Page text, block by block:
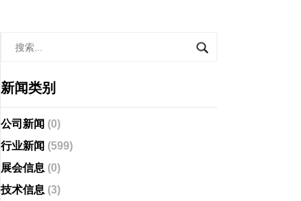
新闻类别
公司新闻 (0)
行业新闻 (599)
展会信息 (0)
技术信息 (3)